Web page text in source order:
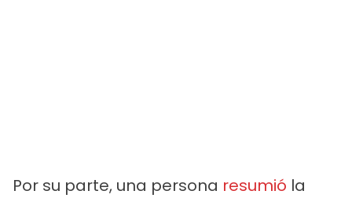
Por su parte, una persona resumió la